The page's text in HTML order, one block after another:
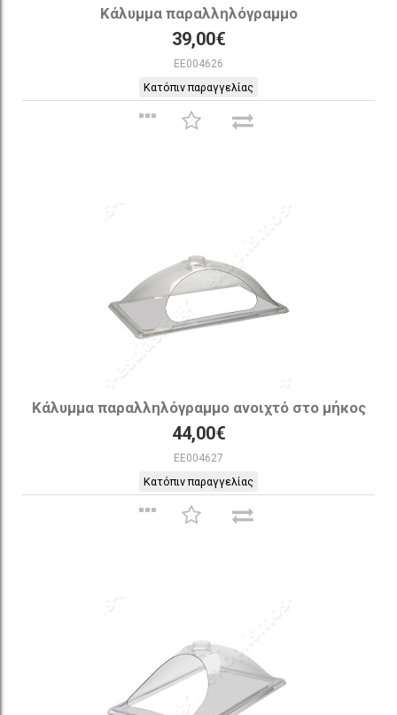
Κάλυμμα παραλληλόγραμμο
39,00€
EE004626
Κατόπιν παραγγελίας
Κάλυμμα παραλληλόγραμμο ανοιχτό στο μήκος
44,00€
EE004627
Κατόπιν παραγγελίας